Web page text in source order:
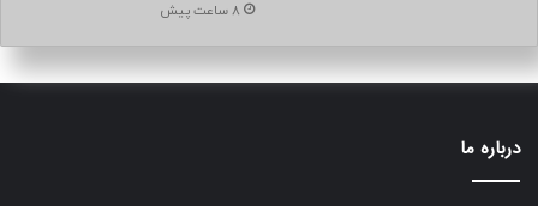
8 ساعت پیش
درباره ما